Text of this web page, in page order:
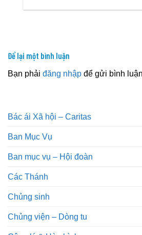
Để lại một bình luận
Bạn phải đăng nhập để gửi bình
Bác ái Xã hội – Caritas
Ban Mục Vụ
Ban mục vụ – Hội đoàn
Các Thánh
Chủng sinh
Chủng viện – Dòng tu